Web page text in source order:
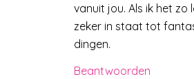
vanuit jou. Als ik het zo
zeker in staat tot
dingen.
Beantwoorden